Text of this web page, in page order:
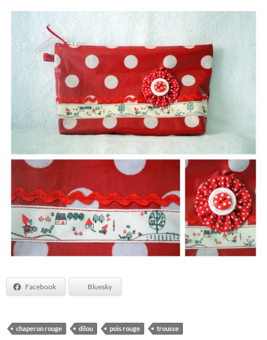
Facebook Bluesky
chaperon rouge dilou pois rouge trousse